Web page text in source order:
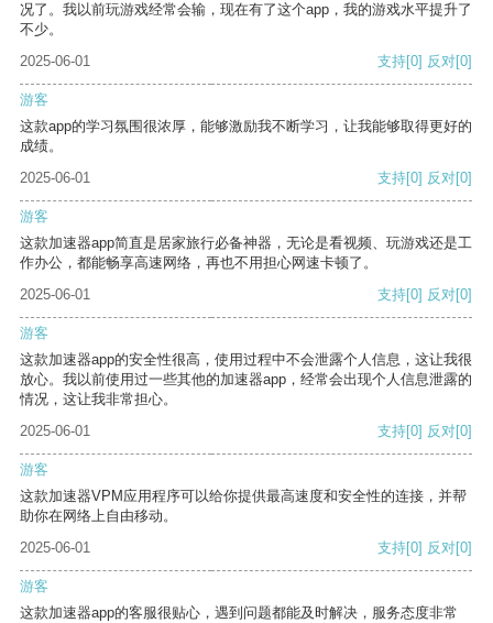
况了。我以前玩游戏经常会输，现在有了这个app，我的游戏水平提升了
不少。
2025-06-01
支持[0] 反对[0]
游客
这款app的学习氛围很浓厚，能够激励我不断学习，让我能够取得更好的
成绩。
2025-06-01
支持[0] 反对[0]
游客
这款加速器app简直是居家旅行必备神器，无论是看视频、玩游戏还是工
作办公，都能畅享高速网络，再也不用担心网速卡顿了。
2025-06-01
支持[0] 反对[0]
游客
这款加速器app的安全性很高，使用过程中不会泄露个人信息，这让我很
放心。我以前使用过一些其他的加速器app，经常会出现个人信息泄露的
情况，这让我非常担心。
2025-06-01
支持[0] 反对[0]
游客
这款加速器VPM应用程序可以给你提供最高速度和安全性的连接，并帮
助你在网络上自由移动。
2025-06-01
支持[0] 反对[0]
游客
这款加速器app的客服很贴心，遇到问题都能及时解决，服务态度非常